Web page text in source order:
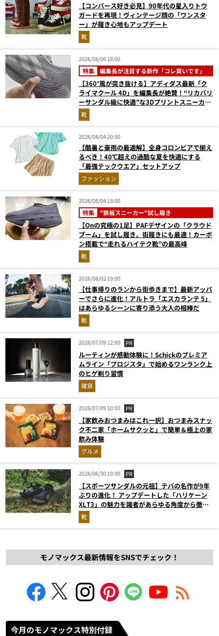
【コンバース好き必見】90年代の星入りトウ
ガードを再現！ヴィンテージ顔の「ワンスタ
ー」が履き心地もアップデート
靴
2026/08/06 18:00
特集 編集長が注目する新作「コレ買いです」
【360°風が突き抜ける】アディダス最新「ク
ライマクール 4D」を編集長が絶賛！“リカバリ
ーサンダル級に快適”な3Dプリントスニーカー
『コレ買いです』Vol.173
靴
2026/08/04 20:00
【酷暑と豪雨の最適解】全身コロンビアで揃え
るべき！40℃超えの過酷な夏を快適にする
「最強テックウエア」セットアップ
ファッション
2026/08/04 18:00
特集 "鉄板スニーカー"試し履き
【Onの究極の1足】PAFデザインの「クラウド
ブーム」を試し履き。街履きにも最適！カーボ
ン搭載で“走れるハイテク靴”の最高峰
靴
2026/08/02 19:00
【仕事帰りのランから街歩きまで】最新アッパ
ーでさらに進化！アルトラ「エスカランテ 5」
はあらゆるシーンに寄り添う大人の相棒だ
靴
2026/07/09 12:00 PR
ルーティンが感動体験に！Schickのプレミア
ムライン「プロジスタ」で始めるワンランク上
のヒゲ剃り習慣
雑貨
2026/07/09 10:00 PR
【家飲みおつまみはこれ一択】おつまみスナッ
ク不二家「ホームサクッと」で簡単＆極上の家
飲み体験
グルメ
2026/06/30 10:00 PR
【スポーツサンダルの元祖】テバの名作が9年
ぶりの進化！ アップデートした「ハリケーン
XLT3」の魅力を識者があらゆる角度から徹底
解説！
靴
モノマックス最新情報をSNSでチェック！
今月のモノマックス特別付録